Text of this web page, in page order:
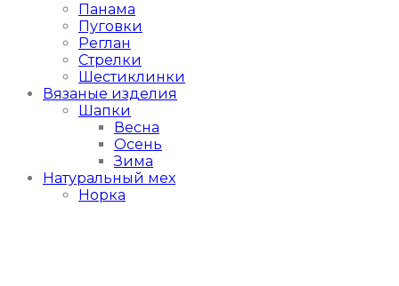
Панама
Пуговки
Реглан
Стрелки
Шестиклинки
Вязаные изделия
Шапки
Весна
Осень
Зима
Натуральный мех
Норка